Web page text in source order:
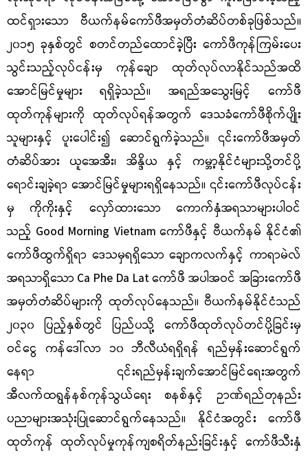
ထင်ရှားသော ဗီယက်နမ်ကော်ဖီအမှတ်တံဆိပ်တစ်ခုဖြစ်သည်။
၂၀၁၅ ခုနှစ်တွင် စတင်တည်ထောင်ခဲ့ပြီး ကော်ဖီကုန်ကြမ်းပေး
သွင်းသည့်လုပ်ငန်းမှ ကုန်ချော ထုတ်လုပ်လာနိုင်သည်အထိ
အောင်မြင်မှုများ ရရှိခဲ့သည်။ အရည်အသွေးမြင့် ကော်ဖီ
ထုတ်ကုန်များကို ထုတ်လုပ်ရန်အတွက် ဒေသခံကော်ဖီစိုက်ပျိုး
သူများနှင့် ပူးပေါင်း၍ ဆောင်ရွက်ခဲ့သည်။ ၎င်းကော်ဖီအမှတ်
တံဆိပ်အား ယူအေအီး၊ အိန္ဒိယ နှင့် ကမ္ဘာ့နိုင်ငံများသို့တင်ပို့
ရောင်းချခဲ့ရာ အောင်မြင်မှုများရရှိနေသည်။ ၎င်းကော်ဖီလုပ်ငန်း
မှ ကိုကိုးနှင့် လှော်ထားသော ကောက်နှံအရသာများပါဝင်
သည့် Good Morning Vietnam ကော်ဖီနှင့် ဗီယက်နမ် နိုင်ငံ၏
ကော်ဖီထွက်ရှိရာ ဒေသမှရရှိသော ချောကလက်နှင့် ကာရာမဲလ်
အရသာရှိသော Ca Phe Da Latကော်ဖီ အပါအဝင် အခြားကော်ဖီ
အမှတ်တံဆိပ်များကို ထုတ်လုပ်နေသည်။ ဗီယက်နမ်နိုင်ငံသည်
၂၀၃၀ ပြည့်နှစ်တွင် ပြည်ပသို့ ကော်ဖီထုတ်လုပ်တင်ပို့ခြင်းမှ
ဝင်ငွေ ကန်ဒေါ်လာ ၁၀ ဘီလီယံရရှိရန် ရည်မှန်းဆောင်ရွက်
နေရာ ၎င်းရည်မှန်းချက်အောင်မြင်ရေးအတွက်
အီလက်ထရွန်နစ်ကုန်သွယ်ရေး စနစ်နှင့် ဉာဏ်ရည်တုနည်း
ပညာများအသုံးပြုဆောင်ရွက်နေသည်။ နိုင်ငံအတွင်း ကော်ဖီ
ထုတ်ကုန် ထုတ်လုပ်မှုကုန်ကျစရိတ်နည်းခြင်းနှင့် ကော်ဖီသီးနှံ